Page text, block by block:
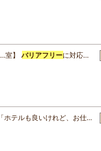
…室】バリアフリーに対応…
「ホテルも良いけれど、お仕…